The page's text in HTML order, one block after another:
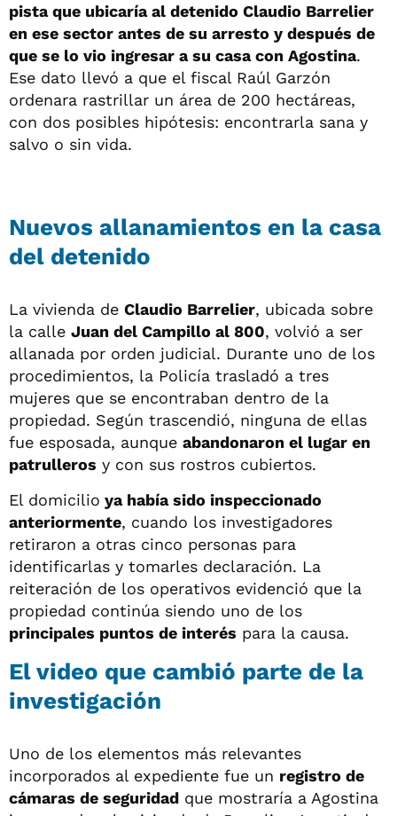
pista que ubicaría al detenido Claudio Barrelier
en ese sector antes de su arresto y después de
que se lo vio ingresar a su casa con Agostina.
Ese dato llevó a que el fiscal Raúl Garzón
ordenara rastrillar un área de 200 hectáreas,
con dos posibles hipótesis: encontrarla sana y
salvo o sin vida.
Nuevos allanamientos en la casa
del detenido
La vivienda de Claudio Barrelier, ubicada sobre
la calle Juan del Campillo al 800, volvió a ser
allanada por orden judicial. Durante uno de los
procedimientos, la Policía trasladó a tres
mujeres que se encontraban dentro de la
propiedad. Según trascendió, ninguna de ellas
fue esposada, aunque abandonaron el lugar en
patrulleros y con sus rostros cubiertos.
El domicilio ya había sido inspeccionado
anteriormente, cuando los investigadores
retiraron a otras cinco personas para
identificarlas y tomarles declaración. La
reiteración de los operativos evidenció que la
propiedad continúa siendo uno de los
principales puntos de interés para la causa.
El video que cambió parte de la
investigación
Uno de los elementos más relevantes
incorporados al expediente fue un registro de
cámaras de seguridad que mostraría a Agostina